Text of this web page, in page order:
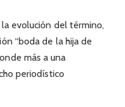
evolución del término,
“boda de la hija de
más a una
periodístico